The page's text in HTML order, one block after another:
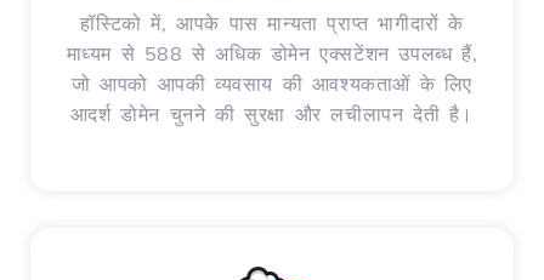
हॉस्टिको में, आपके पास मान्यता प्राप्त भागीदारों के
माध्यम से 588 से अधिक डोमेन एक्सटेंशन उपलब्ध हैं,
जो आपको आपकी व्यवसाय की आवश्यकताओं के लिए
आदर्श डोमेन चुनने की सुरक्षा और लचीलापन देती है।